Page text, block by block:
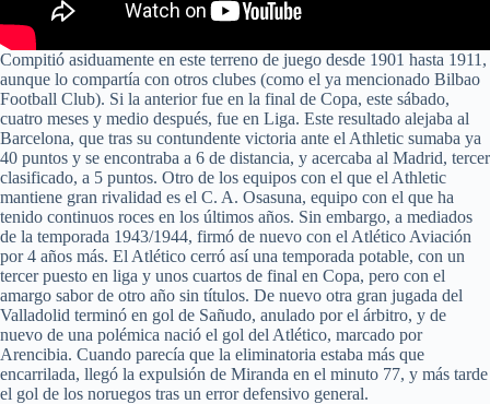
Compitió asiduamente en este terreno de juego desde 1901 hasta 1911,
aunque lo compartía con otros clubes (como el ya mencionado Bilbao
Football Club). Si la anterior fue en la final de Copa, este sábado,
cuatro meses y medio después, fue en Liga. Este resultado alejaba al
Barcelona, que tras su contundente victoria ante el Athletic sumaba ya
40 puntos y se encontraba a 6 de distancia, y acercaba al Madrid, tercer
clasificado, a 5 puntos. Otro de los equipos con el que el Athletic
mantiene gran rivalidad es el C. A. Osasuna, equipo con el que ha
tenido continuos roces en los últimos años. Sin embargo, a mediados
de la temporada 1943/1944, firmó de nuevo con el Atlético Aviación
por 4 años más. El Atlético cerró así una temporada potable, con un
tercer puesto en liga y unos cuartos de final en Copa, pero con el
amargo sabor de otro año sin títulos. De nuevo otra gran jugada del
Valladolid terminó en gol de Sañudo, anulado por el árbitro, y de
nuevo de una polémica nació el gol del Atlético, marcado por
Arencibia. Cuando parecía que la eliminatoria estaba más que
encarrilada, llegó la expulsión de Miranda en el minuto 77, y más tarde
el gol de los noruegos tras un error defensivo general.